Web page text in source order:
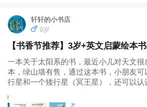
轩轩的小书店
9岁
【书香节推荐】3岁+英文启蒙绘本
一本关于太阳系的书，最近小儿对天文很
本，绿山墙有售，通过这本书，小朋友可
行星和一个矮行星（冥王星），还可以认
引导他们，宇宙、星球、太阳系、太阳月